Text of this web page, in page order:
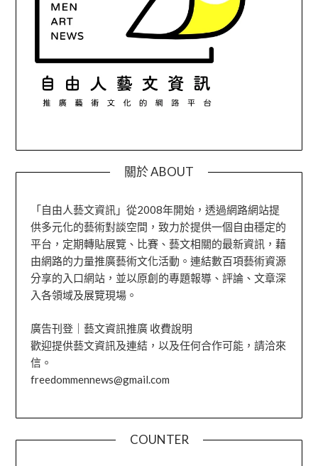
關於 ABOUT
「自由人藝文資訊」從2008年開始，透過網路網站提
供多元化的藝術對談空間，致力於提供一個自由穩定的
平台，定期轉貼展覽、比賽、藝文相關的最新資訊，藉
由網路的力量推廣藝術文化活動。連結數百項藝術資源
分享的入口網站，並以原創的專題報導、評論、文章深
入各領域及展覽現場。
廣告刊登｜藝文資訊推廣 收費說明
歡迎提供藝文資訊及連結，以及任何合作可能，請洽來
信。
freedommennews@gmail.com
COUNTER